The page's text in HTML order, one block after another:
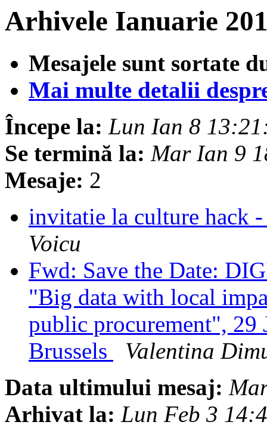
Arhivele Ianuarie
Mesajele sunt sortate
Mai multe detalii
Începe la: Lun Ian 8
Se termină la: Mar Ian 9
Mesaje: 2
invitatie la culture hack
Voicu
Fwd: Save the Date:
"Big data with local
public procurement", 29
Brussels
Valentina
Data ultimului mesaj:
Arhivat la: Lun Feb 3